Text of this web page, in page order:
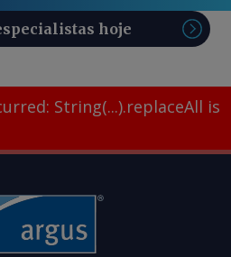
hoje
String(...).replaceAll is